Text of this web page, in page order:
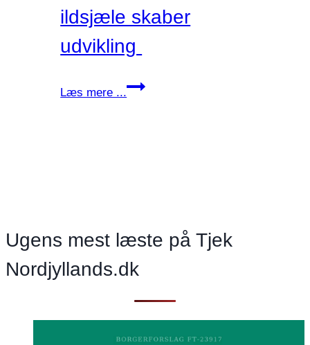
ildsjæle skaber
udvikling
Læs mere ...
Fra
udvikling
Ugens mest læste på Tjek
Nordjyllands.dk